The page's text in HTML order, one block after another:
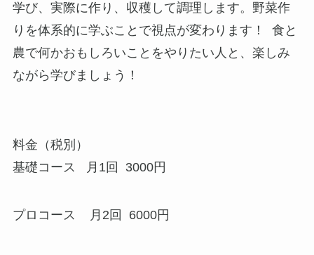
学び、実際に作り、収穫して調理します。野菜作
りを体系的に学ぶことで視点が変わります！ 食と
農で何かおもしろいことをやりたい人と、楽しみ
ながら学びましょう！
料金（税別）
基礎コース 月1回 3000円
プロコース 月2回 6000円